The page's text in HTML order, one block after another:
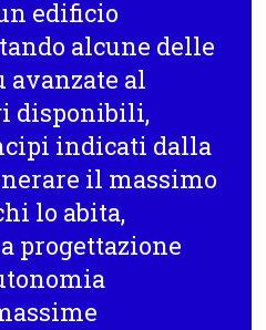
edificio
alcune delle
avanzate al
disponibili,
indicati dalla
il massimo
lo abita,
progettazione